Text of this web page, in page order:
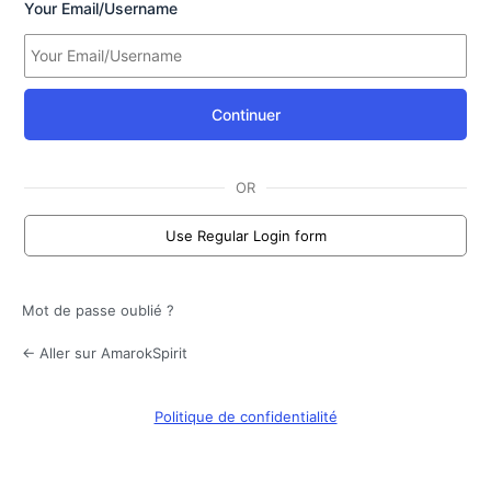
Your Email/Username
Continuer
OR
Use Regular Login form
Mot de passe oublié ?
← Aller sur AmarokSpirit
Politique de confidentialité